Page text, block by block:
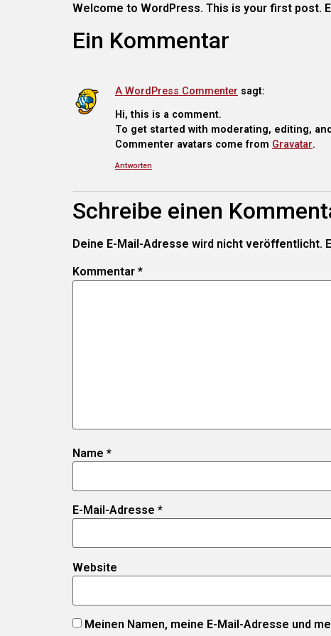
Welcome to WordPress. This is your first post.
Ein Kommentar
A WordPress Commenter sagt:
Hi, this is a comment.
To get started with moderating, editing,
Commenter avatars come from Gravatar.
Antworten
Schreibe einen
Deine E-Mail-Adresse wird nicht veröffentlicht.
Kommentar *
Name *
E-Mail-Adresse *
Website
Meinen Namen, meine E-Mail-Adresse und